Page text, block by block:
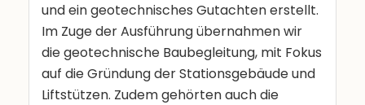
und ein geotechnisches Gutachten erstellt.
Im Zuge der Ausführung übernahmen wir
die geotechnische Baubegleitung, mit Fokus
auf die Gründung der Stationsgebäude und
Liftstützen. Zudem gehörten auch die